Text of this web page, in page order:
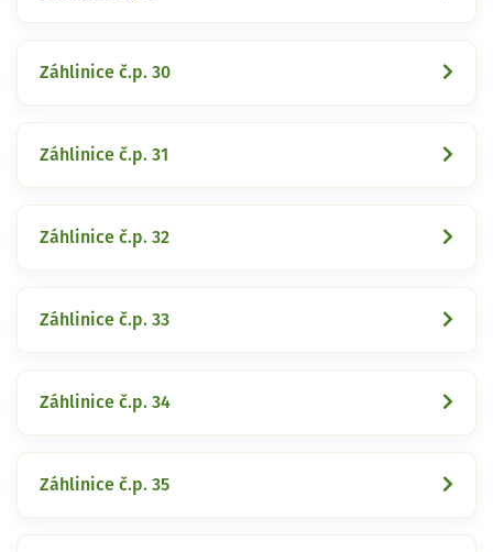
Záhlinice č.p. 30
Záhlinice č.p. 31
Záhlinice č.p. 32
Záhlinice č.p. 33
Záhlinice č.p. 34
Záhlinice č.p. 35